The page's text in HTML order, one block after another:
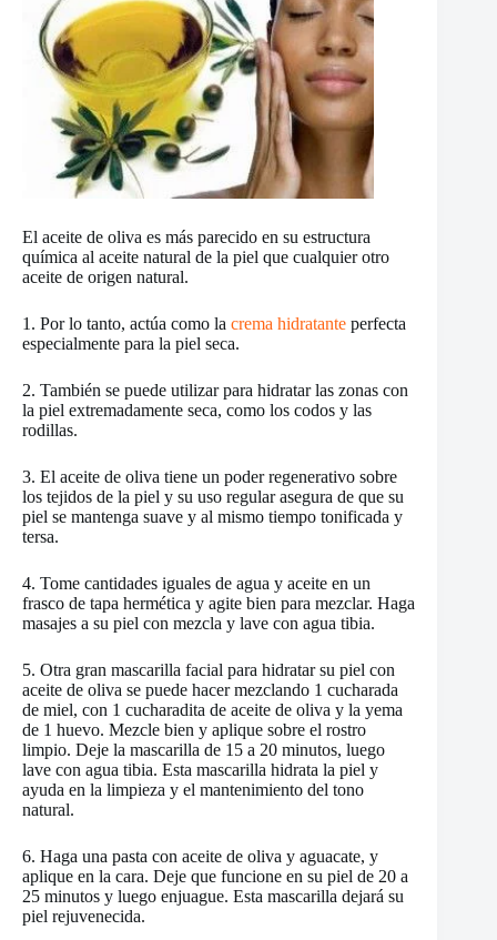
El aceite de oliva es más parecido en su estructura
química al aceite natural de la piel que cualquier otro
aceite de origen natural.
1. Por lo tanto, actúa como la crema hidratante perfecta
especialmente para la piel seca.
2. También se puede utilizar para hidratar las zonas con
la piel extremadamente seca, como los codos y las
rodillas.
3. El aceite de oliva tiene un poder regenerativo sobre
los tejidos de la piel y su uso regular asegura de que su
piel se mantenga suave y al mismo tiempo tonificada y
tersa.
4. Tome cantidades iguales de agua y aceite en un
frasco de tapa hermética y agite bien para mezclar. Haga
masajes a su piel con mezcla y lave con agua tibia.
5. Otra gran mascarilla facial para hidratar su piel con
aceite de oliva se puede hacer mezclando 1 cucharada
de miel, con 1 cucharadita de aceite de oliva y la yema
de 1 huevo. Mezcle bien y aplique sobre el rostro
limpio. Deje la mascarilla de 15 a 20 minutos, luego
lave con agua tibia. Esta mascarilla hidrata la piel y
ayuda en la limpieza y el mantenimiento del tono
natural.
6. Haga una pasta con aceite de oliva y aguacate, y
aplique en la cara. Deje que funcione en su piel de 20 a
25 minutos y luego enjuague. Esta mascarilla dejará su
piel rejuvenecida.